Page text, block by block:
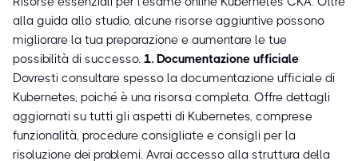
alla guida allo studio, alcune risorse aggiuntive possono
migliorare la tua preparazione e aumentare le tue
possibilità di successo. 1. Documentazione ufficiale
Dovresti consultare spesso la documentazione ufficiale di
Kubernetes, poiché è una risorsa completa. Offre dettagli
aggiornati su tutti gli aspetti di Kubernetes, comprese
funzionalità, procedure consigliate e consigli per la
risoluzione dei problemi. Avrai accesso alla struttura della